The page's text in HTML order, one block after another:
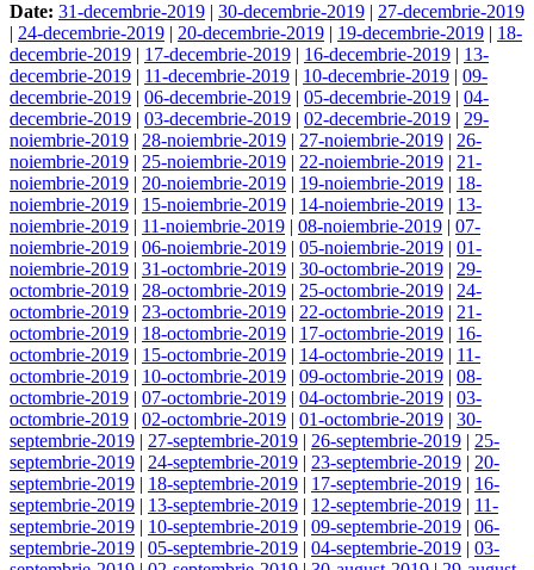
Date: 31-decembrie-2019 | 30-decembrie-2019 | 27-decembrie-2019
| 24-decembrie-2019 | 20-decembrie-2019 | 19-decembrie-2019 | 18-
decembrie-2019 | 17-decembrie-2019 | 16-decembrie-2019 | 13-
decembrie-2019 | 11-decembrie-2019 | 10-decembrie-2019 | 09-
decembrie-2019 | 06-decembrie-2019 | 05-decembrie-2019 | 04-
decembrie-2019 | 03-decembrie-2019 | 02-decembrie-2019 | 29-
noiembrie-2019 | 28-noiembrie-2019 | 27-noiembrie-2019 | 26-
noiembrie-2019 | 25-noiembrie-2019 | 22-noiembrie-2019 | 21-
noiembrie-2019 | 20-noiembrie-2019 | 19-noiembrie-2019 | 18-
noiembrie-2019 | 15-noiembrie-2019 | 14-noiembrie-2019 | 13-
noiembrie-2019 | 11-noiembrie-2019 | 08-noiembrie-2019 | 07-
noiembrie-2019 | 06-noiembrie-2019 | 05-noiembrie-2019 | 01-
noiembrie-2019 | 31-octombrie-2019 | 30-octombrie-2019 | 29-
octombrie-2019 | 28-octombrie-2019 | 25-octombrie-2019 | 24-
octombrie-2019 | 23-octombrie-2019 | 22-octombrie-2019 | 21-
octombrie-2019 | 18-octombrie-2019 | 17-octombrie-2019 | 16-
octombrie-2019 | 15-octombrie-2019 | 14-octombrie-2019 | 11-
octombrie-2019 | 10-octombrie-2019 | 09-octombrie-2019 | 08-
octombrie-2019 | 07-octombrie-2019 | 04-octombrie-2019 | 03-
octombrie-2019 | 02-octombrie-2019 | 01-octombrie-2019 | 30-
septembrie-2019 | 27-septembrie-2019 | 26-septembrie-2019 | 25-
septembrie-2019 | 24-septembrie-2019 | 23-septembrie-2019 | 20-
septembrie-2019 | 18-septembrie-2019 | 17-septembrie-2019 | 16-
septembrie-2019 | 13-septembrie-2019 | 12-septembrie-2019 | 11-
septembrie-2019 | 10-septembrie-2019 | 09-septembrie-2019 | 06-
septembrie-2019 | 05-septembrie-2019 | 04-septembrie-2019 | 03-